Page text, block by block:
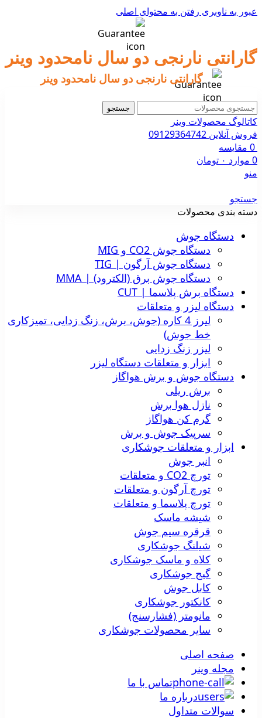
عبور به ناوبری رفتن به محتوای اصلی
گارانتی نارنجی دو سال نامحدود وینر
گارانتی نارنجی دو سال نامحدود وینر
جستجو
کاتالوگ محصولات وینر
فروش آنلاین 09129364742
0 مقایسه
0 موارد ۰ تومان
منو
جستجو
دسته بندی محصولات
دستگاه جوش
دستگاه جوش CO2 و MIG
دستگاه جوش آرگون | TIG
دستگاه جوش برق (الکترود) | MMA
دستگاه برش پلاسما | CUT
دستگاه لیزر و متعلقات
لیرز 4 کاره (جوش، برش، زنگ زدایی، تمیزکاری
خط جوش)
لیزر زنگ زدایی
ابزار و متعلقات دستگاه لیزر
دستگاه جوش و برش هواگاز
برش ریلی
نازل هوا برش
گرم کن هواگاز
سرپیک جوش و برش
ابزار و متعلقات جوشکاری
انبر جوش
تورچ CO2 و متعلقات
تورچ آرگون و متعلقات
تورچ پلاسما و متعلقات
شیشه ماسک
قرقره سیم جوش
شیلنگ جوشکاری
کلاه و ماسک جوشکاری
گیج جوشکاری
کابل جوش
کانکتور جوشکاری
مانومتر (فشارسنج)
سایر محصولات جوشکاری
صفحه اصلی
مجله وینر
تماس با ما
درباره ما
سوالات متداول